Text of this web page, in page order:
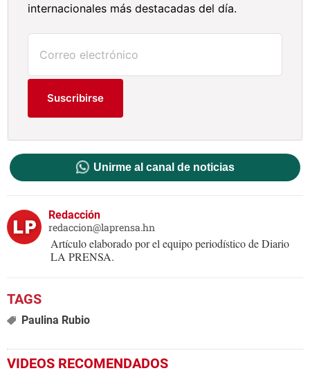
internacionales más destacadas del día.
Suscribirse
Unirme al canal de noticias
Redacción
redaccion@laprensa.hn
Artículo elaborado por el equipo periodístico de Diario
LA PRENSA.
Paulina Rubio
VIDEOS RECOMENDADOS